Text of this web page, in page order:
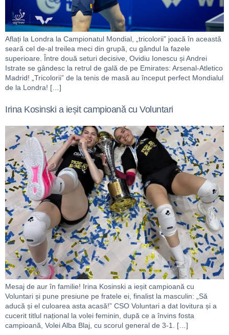
Aflați la Londra la Campionatul Mondial, „tricolorii” joacă în această
seară cel de-al treilea meci din grupă, cu gândul la fazele
superioare. Între două seturi decisive, Ovidiu Ionescu și Andrei
Istrate se gândesc la retrul de gală de pe Emirates: Arsenal-Atletico
Madrid! „Tricolorii” de la tenis de masă au început perfect Mondialul
de la Londra! […]
Irina Kosinski a ieșit campioană cu Voluntari
Mesaj de aur în familie! Irina Kosinski a ieșit campioană cu
Voluntari și pune presiune pe fratele ei, finalist la masculin: „Să
aducă și el culoarea asta acasă!” CSO Voluntari a dat lovitura și a
cucerit titlul național la volei feminin, după ce a învins fosta
campioană, Volei Alba Blaj, cu scorul general de 3-1. […]